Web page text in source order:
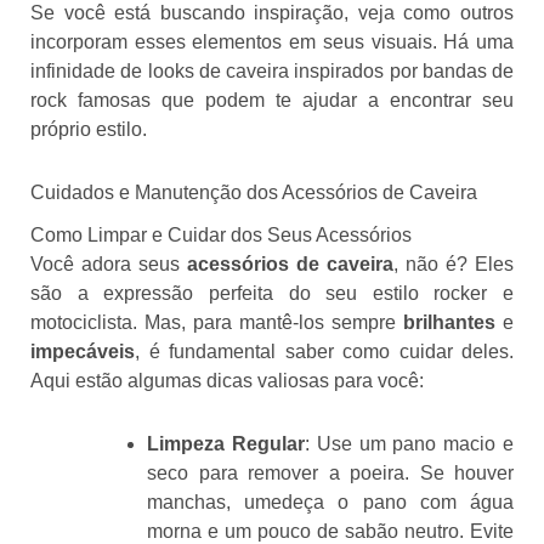
Se você está buscando inspiração, veja como outros
incorporam esses elementos em seus visuais. Há uma
infinidade de looks de caveira inspirados por bandas de
rock famosas que podem te ajudar a encontrar seu
próprio estilo.
Cuidados e Manutenção dos Acessórios de Caveira
Como Limpar e Cuidar dos Seus Acessórios
Você adora seus acessórios de caveira, não é? Eles
são a expressão perfeita do seu estilo rocker e
motociclista. Mas, para mantê-los sempre brilhantes e
impecáveis, é fundamental saber como cuidar deles.
Aqui estão algumas dicas valiosas para você:
Limpeza Regular: Use um pano macio e
seco para remover a poeira. Se houver
manchas, umedeça o pano com água
morna e um pouco de sabão neutro. Evite